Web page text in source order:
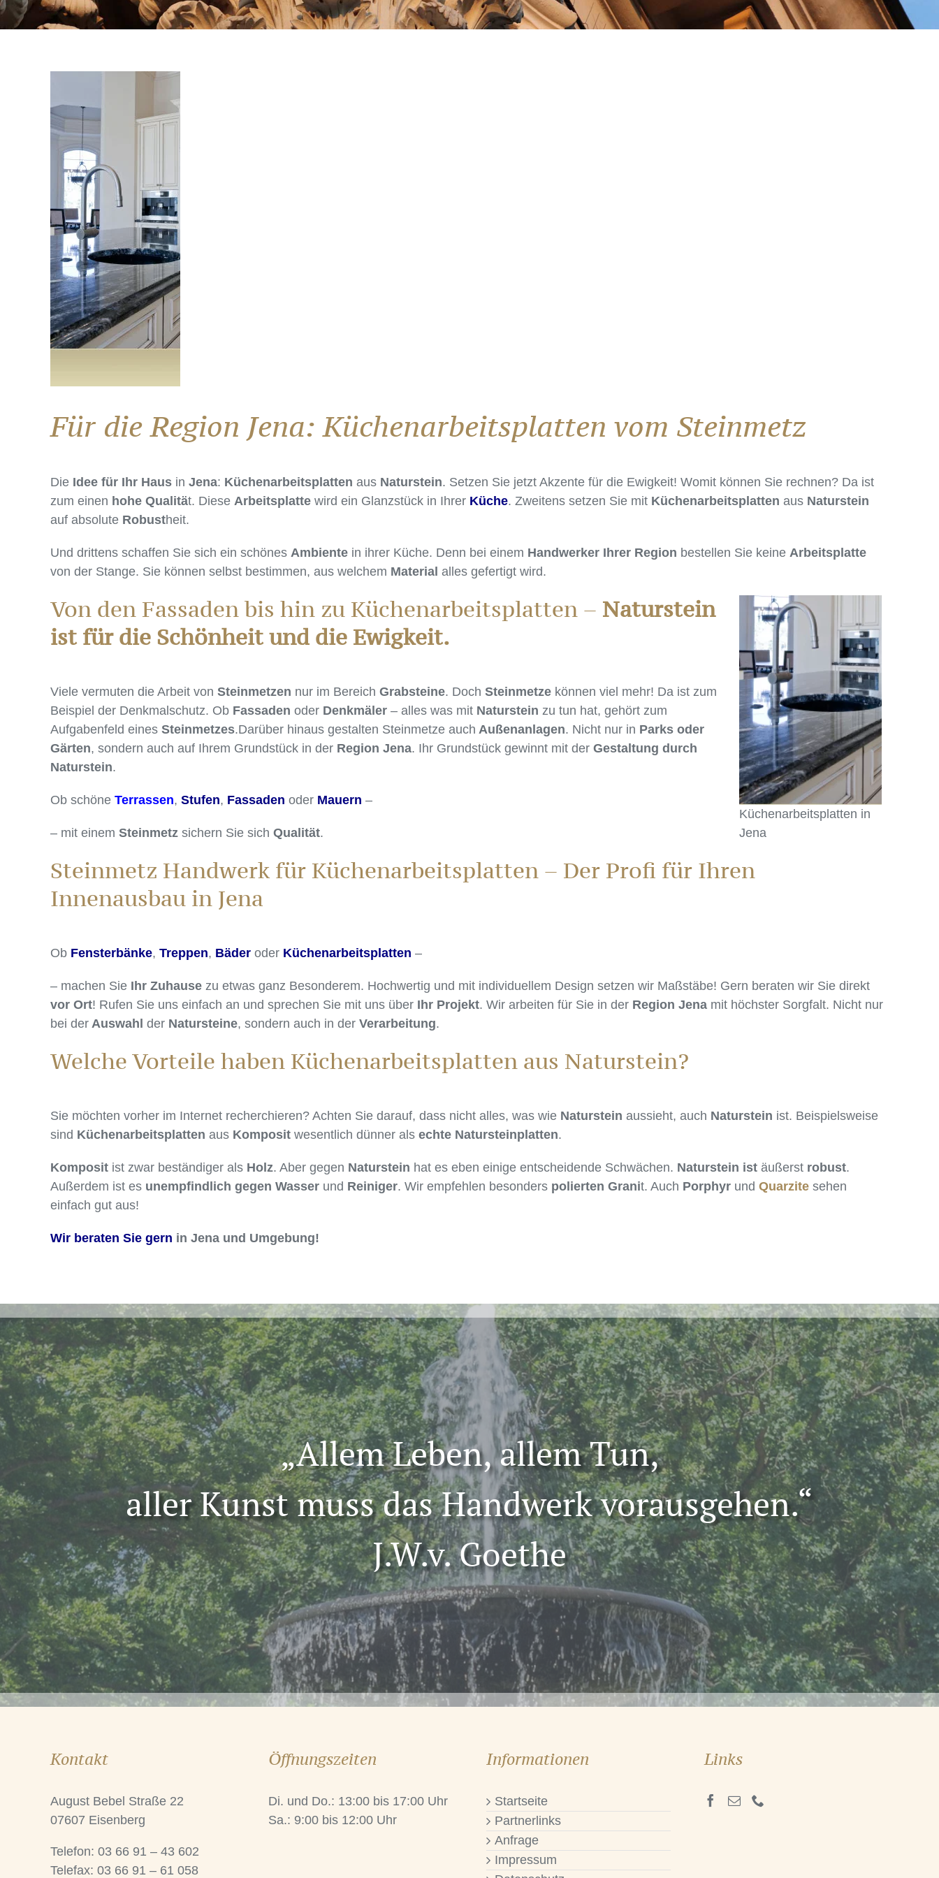
Für die Region Jena: Küchenarbeitsplatten vom Steinmetz
Die Idee für Ihr Haus in Jena: Küchenarbeitsplatten aus Naturstein. Setzen Sie jetzt Akzente für die Ewigkeit! Womit können Sie rechnen? Da ist
zum einen hohe Qualität. Diese Arbeitsplatte wird ein Glanzstück in Ihrer Küche. Zweitens setzen Sie mit Küchenarbeitsplatten aus Naturstein
auf absolute Robustheit.
Und drittens schaffen Sie sich ein schönes Ambiente in ihrer Küche. Denn bei einem Handwerker Ihrer Region bestellen Sie keine Arbeitsplatte
von der Stange. Sie können selbst bestimmen, aus welchem Material alles gefertigt wird.
Küchenarbeitsplatten in
Jena
Von den Fassaden bis hin zu Küchenarbeitsplatten – Naturstein
ist für die Schönheit und die Ewigkeit.
Viele vermuten die Arbeit von Steinmetzen nur im Bereich Grabsteine. Doch Steinmetze können viel mehr! Da ist zum
Beispiel der Denkmalschutz. Ob Fassaden oder Denkmäler – alles was mit Naturstein zu tun hat, gehört zum
Aufgabenfeld eines Steinmetzes.Darüber hinaus gestalten Steinmetze auch Außenanlagen. Nicht nur in Parks oder
Gärten, sondern auch auf Ihrem Grundstück in der Region Jena. Ihr Grundstück gewinnt mit der Gestaltung durch
Naturstein.
Ob schöne Terrassen, Stufen, Fassaden oder Mauern –
– mit einem Steinmetz sichern Sie sich Qualität.
Steinmetz Handwerk für Küchenarbeitsplatten – Der Profi für Ihren
Innenausbau in Jena
Ob Fensterbänke, Treppen, Bäder oder Küchenarbeitsplatten –
– machen Sie Ihr Zuhause zu etwas ganz Besonderem. Hochwertig und mit individuellem Design setzen wir Maßstäbe! Gern beraten wir Sie direkt
vor Ort! Rufen Sie uns einfach an und sprechen Sie mit uns über Ihr Projekt. Wir arbeiten für Sie in der Region Jena mit höchster Sorgfalt. Nicht nur
bei der Auswahl der Natursteine, sondern auch in der Verarbeitung.
Welche Vorteile haben Küchenarbeitsplatten aus Naturstein?
Sie möchten vorher im Internet recherchieren? Achten Sie darauf, dass nicht alles, was wie Naturstein aussieht, auch Naturstein ist. Beispielsweise
sind Küchenarbeitsplatten aus Komposit wesentlich dünner als echte Natursteinplatten.
Komposit ist zwar beständiger als Holz. Aber gegen Naturstein hat es eben einige entscheidende Schwächen. Naturstein ist äußerst robust.
Außerdem ist es unempfindlich gegen Wasser und Reiniger. Wir empfehlen besonders polierten Granit. Auch Porphyr und Quarzite sehen
einfach gut aus!
Wir beraten Sie gern in Jena und Umgebung!
„Allem Leben, allem Tun,
aller Kunst muss das Handwerk vorausgehen.“
J.W.v. Goethe
Kontakt
August Bebel Straße 22
07607 Eisenberg
Telefon: 03 66 91 – 43 602
Telefax: 03 66 91 – 61 058
Öffnungszeiten
Di. und Do.: 13:00 bis 17:00 Uhr
Sa.: 9:00 bis 12:00 Uhr
Informationen
Startseite
Partnerlinks
Anfrage
Impressum
Links